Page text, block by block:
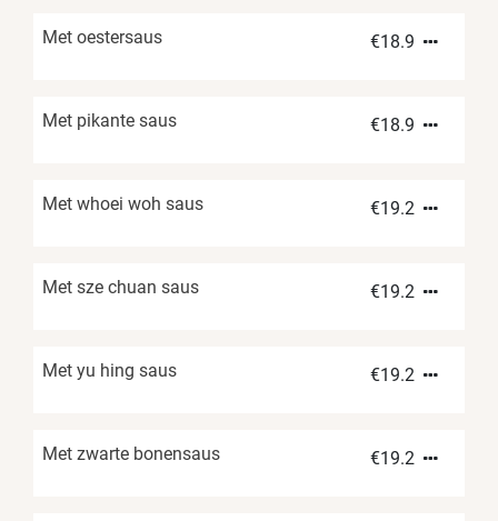
Met oestersaus €18.9
Met pikante saus €18.9
Met whoei woh saus €19.2
Met sze chuan saus €19.2
Met yu hing saus €19.2
Met zwarte bonensaus €19.2